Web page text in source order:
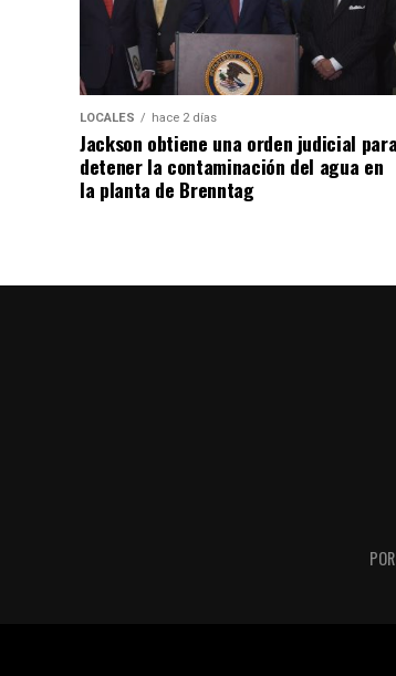
LOCALES hace 2 días
Jackson obtiene una orden judicial para
detener la contaminación del agua en
la planta de Brenntag